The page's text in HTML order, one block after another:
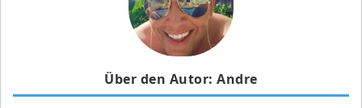
Über den Autor: Andre